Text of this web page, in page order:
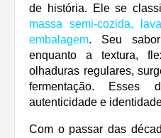
de história. Ele se
massa semi-cozida,
embalagem. Seu
enquanto a textura,
olhaduras regulares,
fermentação. Esses
autenticidade e
Com o passar das